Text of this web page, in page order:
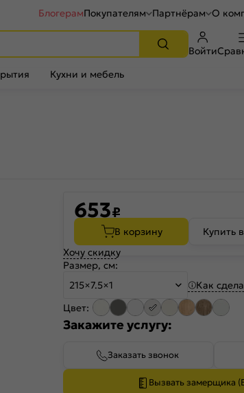
БлогерамПокупателям Партнёрам О
Войти
Кухни и мебель
653₽
В корзину
Купить
Хочу скидку
Размер, см:
215×7.5×1
Как
Цвет:
Закажите услугу:
Заказать звонок
Вызвать замерщика